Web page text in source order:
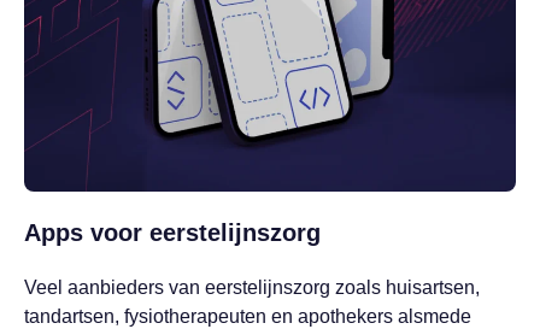
Apps voor eerstelijnszorg
Veel aanbieders van eerstelijnszorg zoals huisartsen,
tandartsen, fysiotherapeuten en apothekers alsmede